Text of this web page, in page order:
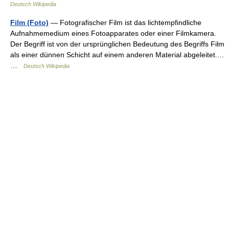
Deutsch Wikipedia
Film (Foto) — Fotografischer Film ist das lichtempfindliche
Aufnahmemedium eines Fotoapparates oder einer Filmkamera.
Der Begriff ist von der ursprünglichen Bedeutung des Begriffs Film
als einer dünnen Schicht auf einem anderen Material abgeleitet.…
Deutsch Wikipedia